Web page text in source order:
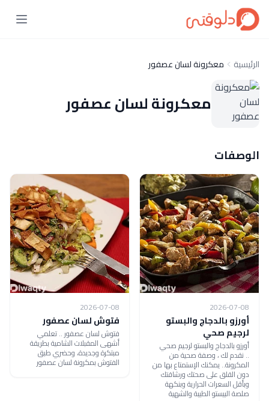
الرئيسية معكرونة لسان عصفور
معكرونة لسان عصفور
الوصفات
2026-07-08
أورزو بالدجاج والبستو
لرجيم صحي
أورزو بالدجاج والبستو لرجيم صحي
.. نقدم لك ، وصفة صحية من
المكرونة.. يمكنك الإستمتاع بها من
دون القلق على صحتك ورشاقتك
وبأقل السعرات الحرارية وبنكهة
صلصة البيستو الطيبة والشهية
2026-07-08
فتوش لسان عصفور
فتوش لسان عصفور .. تعلمي
أشهى المقبلات الشامية بطريقة
مبتكرة وجديدة، وحضري طبق
الفتوش بمكرونة لسان عصفور